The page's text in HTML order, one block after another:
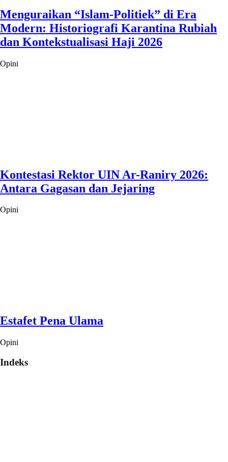
Menguraikan “Islam-Politiek” di Era
Modern: Historiografi Karantina Rubiah
dan Kontekstualisasi Haji 2026
Opini
Kontestasi Rektor UIN Ar-Raniry 2026:
Antara Gagasan dan Jejaring
Opini
Estafet Pena Ulama
Opini
Indeks